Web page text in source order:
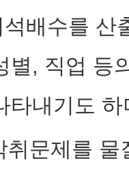
배수를 산
별, 직업 등
타내기도
취문제를